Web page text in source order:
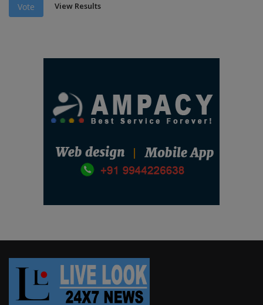
Vote View Results